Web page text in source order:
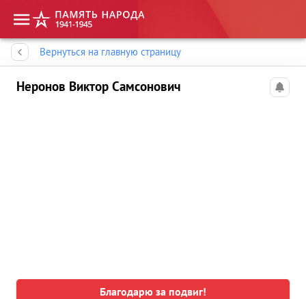
Вернуться на главную страницу
Неронов Виктор Самсонович
Благодарю за подвиг!
Память народа